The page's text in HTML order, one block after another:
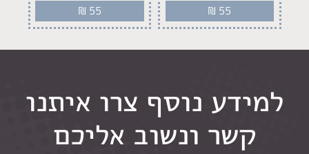
₪ 55
₪ 55
למידע נוסף צרו איתנו
קשר ונשוב אליכם